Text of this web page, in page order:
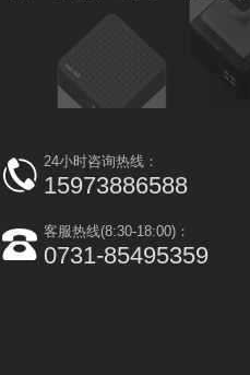
24小时咨询热线：
15973886588
客服热线(8:30-18:00)：
0731-85495359